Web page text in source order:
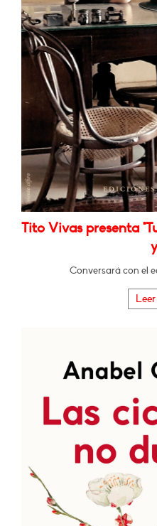
Tito Vivas presenta
Conversará con el